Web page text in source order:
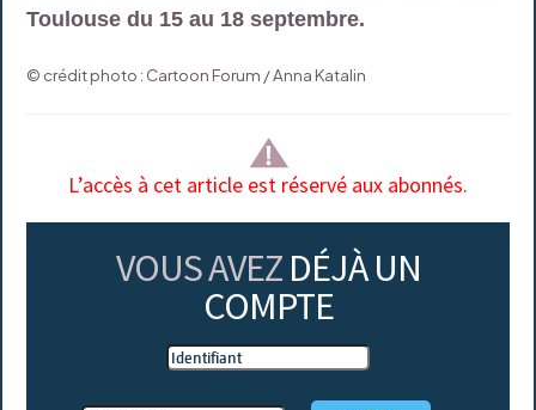
Toulouse du 15 au 18 septembre.
© crédit photo : Cartoon Forum / Anna Katalin
L’accès à cet article est réservé aux abonnés.
VOUS AVEZ DÉJÀ UN
COMPTE